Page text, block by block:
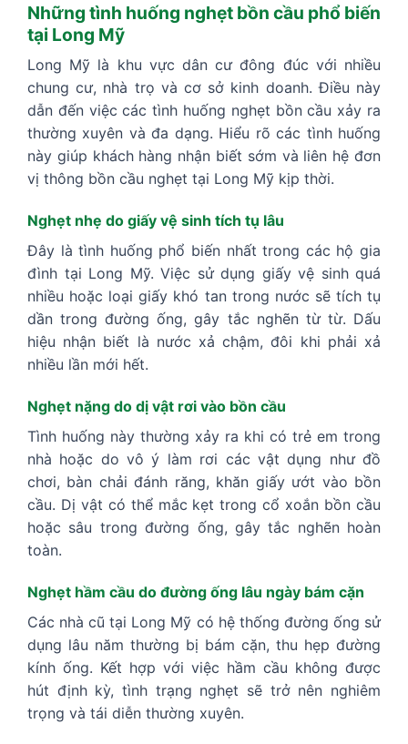
Những tình huống nghẹt bồn cầu phổ biến
tại Long Mỹ
Long Mỹ là khu vực dân cư đông đúc với nhiều
chung cư, nhà trọ và cơ sở kinh doanh. Điều này
dẫn đến việc các tình huống nghẹt bồn cầu xảy ra
thường xuyên và đa dạng. Hiểu rõ các tình huống
này giúp khách hàng nhận biết sớm và liên hệ đơn
vị thông bồn cầu nghẹt tại Long Mỹ kịp thời.
Nghẹt nhẹ do giấy vệ sinh tích tụ lâu
Đây là tình huống phổ biến nhất trong các hộ gia
đình tại Long Mỹ. Việc sử dụng giấy vệ sinh quá
nhiều hoặc loại giấy khó tan trong nước sẽ tích tụ
dần trong đường ống, gây tắc nghẽn từ từ. Dấu
hiệu nhận biết là nước xả chậm, đôi khi phải xả
nhiều lần mới hết.
Nghẹt nặng do dị vật rơi vào bồn cầu
Tình huống này thường xảy ra khi có trẻ em trong
nhà hoặc do vô ý làm rơi các vật dụng như đồ
chơi, bàn chải đánh răng, khăn giấy ướt vào bồn
cầu. Dị vật có thể mắc kẹt trong cổ xoắn bồn cầu
hoặc sâu trong đường ống, gây tắc nghẽn hoàn
toàn.
Nghẹt hầm cầu do đường ống lâu ngày bám cặn
Các nhà cũ tại Long Mỹ có hệ thống đường ống sử
dụng lâu năm thường bị bám cặn, thu hẹp đường
kính ống. Kết hợp với việc hầm cầu không được
hút định kỳ, tình trạng nghẹt sẽ trở nên nghiêm
trọng và tái diễn thường xuyên.